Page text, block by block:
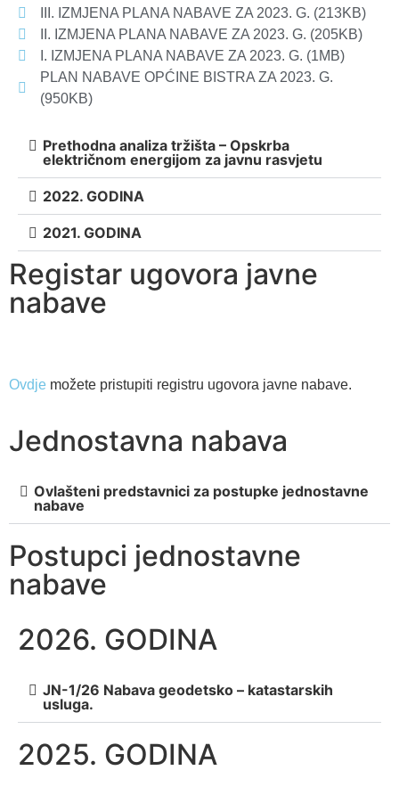
III. IZMJENA PLANA NABAVE ZA 2023. G. (213KB)
II. IZMJENA PLANA NABAVE ZA 2023. G. (205KB)
I. IZMJENA PLANA NABAVE ZA 2023. G. (1MB)
PLAN NABAVE OPĆINE BISTRA ZA 2023. G.
(950KB)
Prethodna analiza tržišta – Opskrba
električnom energijom za javnu rasvjetu
2022. GODINA
2021. GODINA
Registar ugovora javne
nabave
Ovdje možete pristupiti registru ugovora javne nabave.
Jednostavna nabava
Ovlašteni predstavnici za postupke jednostavne
nabave
Postupci jednostavne
nabave
2026. GODINA
JN-1/26 Nabava geodetsko – katastarskih
usluga.
2025. GODINA